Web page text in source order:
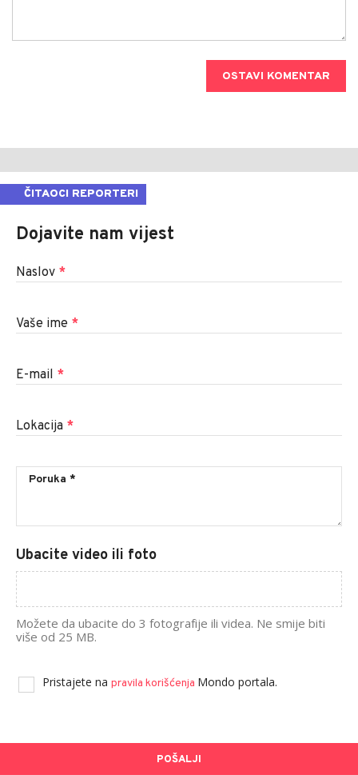
OSTAVI KOMENTAR
ČITAOCI REPORTERI
Dojavite nam vijest
Naslov *
Vaše ime *
E-mail *
Lokacija *
Ubacite video ili foto
Možete da ubacite do 3 fotografije ili videa. Ne smije biti
više od 25 MB.
Pristajete na pravila korišćenja Mondo portala.
POŠALJI